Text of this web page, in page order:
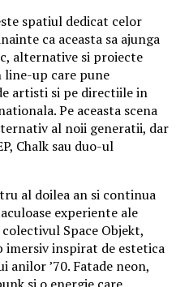
spatiul dedicat celor
ca aceasta sa ajunga
alternative si proiecte
up care pune
artisti si pe directiile in
Pe aceasta scena
al noii generatii, dar
Chalk sau duo-ul
al doilea an si continua
experiente ale
Space Objekt,
imersiv inspirat de estetica
anilor ’70. Fatade neon,